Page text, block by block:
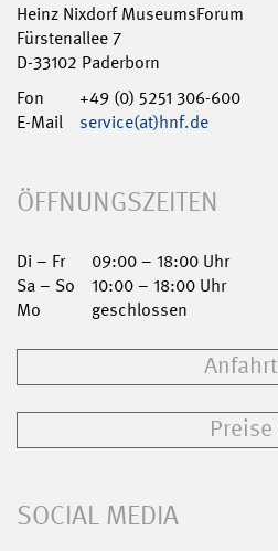
Heinz Nixdorf MuseumsForum
Fürstenallee 7
D-33102 Paderborn
Fon
+49 (0) 5251 306-600
E-Mail
service(at)hnf.de
ÖFFNUNGSZEITEN
Di – Fr
09:00 – 18:00 Uhr
Sa – So
10:00 – 18:00 Uhr
Mo
geschlossen
Anfahrt
Preise
SOCIAL MEDIA